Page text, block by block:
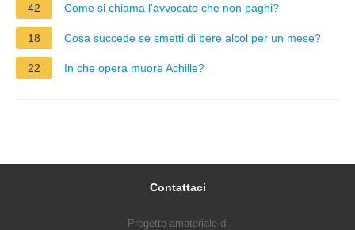
42 Come si chiama l'avvocato che non paghi?
18 Cosa succede se smetti di bere alcol per un mese?
22 In che opera muore Achille?
Contattaci
Progetto amatoriale di